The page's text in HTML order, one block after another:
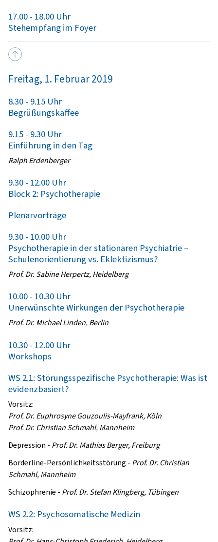
17.00 - 18.00 Uhr
Stehempfang im Foyer
Freitag, 1. Februar 2019
8.30 - 9.15 Uhr
Begrüßungskaffee
9.15 - 9.30 Uhr
Einführung in den Tag
Ralph Erdenberger
9.30 - 12.00 Uhr
Block 2: Psychotherapie
Plenarvorträge
9.30 - 10.00 Uhr
Psychotherapie in der stationären Psychiatrie –
Schulenorientierung vs. Eklektizismus?
Prof. Dr. Sabine Herpertz, Heidelberg
10.00 - 10.30 Uhr
Unerwünschte Wirkungen der Psychotherapie
Prof. Dr. Michael Linden, Berlin
10.30 - 12.00 Uhr
Workshops
WS 2.1: Störungsspezifische Psychotherapie: Was ist
evidenzbasiert?
Vorsitz:
Prof. Dr. Euphrosyne Gouzoulis-Mayfrank, Köln
Prof. Dr. Christian Schmahl, Mannheim
Depression - Prof. Dr. Mathias Berger, Freiburg
Borderline-Persönlichkeitsstörung - Prof. Dr. Christian
Schmahl, Mannheim
Schizophrenie - Prof. Dr. Stefan Klingberg, Tübingen
WS 2.2: Psychosomatische Medizin
Vorsitz: